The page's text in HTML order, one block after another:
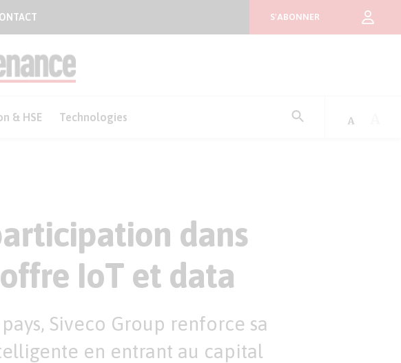
S'ABONNER
& HSE Technologies
dans
IoT et data
Siveco Group renforce sa
en entrant au capital